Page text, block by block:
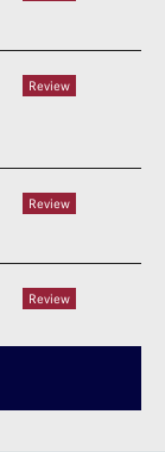
Review
Review
Review